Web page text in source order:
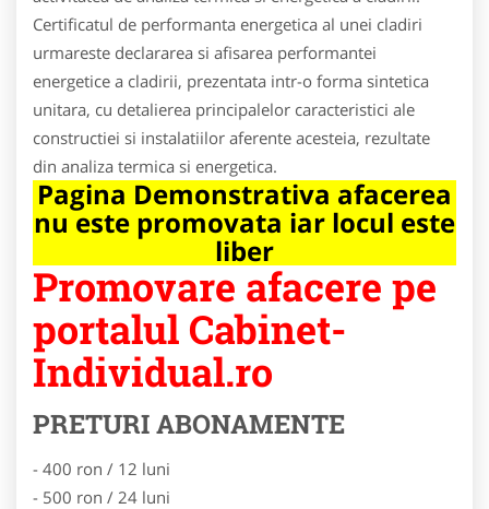
Certificatul de performanta energetica al unei cladiri
urmareste declararea si afisarea performantei
energetice a cladirii, prezentata intr-o forma sintetica
unitara, cu detalierea principalelor caracteristici ale
constructiei si instalatiilor aferente acesteia, rezultate
din analiza termica si energetica.
Pagina Demonstrativa afacerea
nu este promovata iar locul este
liber
Promovare afacere pe
portalul Cabinet-
Individual.ro
PRETURI ABONAMENTE
- 400 ron / 12 luni
- 500 ron / 24 luni